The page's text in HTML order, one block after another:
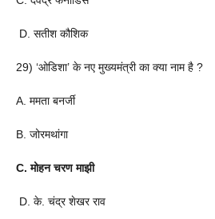
D. सतीश कौशिक
29) ‘ओडिशा’ के नए मुख्यमंत्री का क्या नाम है ?
A. ममता बनर्जी
B. जोरमथांगा
C. मोहन चरण माझी
D. के. चंद्र शेखर राव